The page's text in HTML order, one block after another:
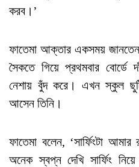
করব।’
ফাতেমা আক্তার একসময়
সৈকতে গিয়ে প্রথমবার বোর্ডে
নেশায় বুঁদ করে। এখন স্কুল
আসেন তিনি।
ফাতেমা বলেন, ‘সার্ফিংটা
অনেক স্বপ্ন দেখি সার্ফিং